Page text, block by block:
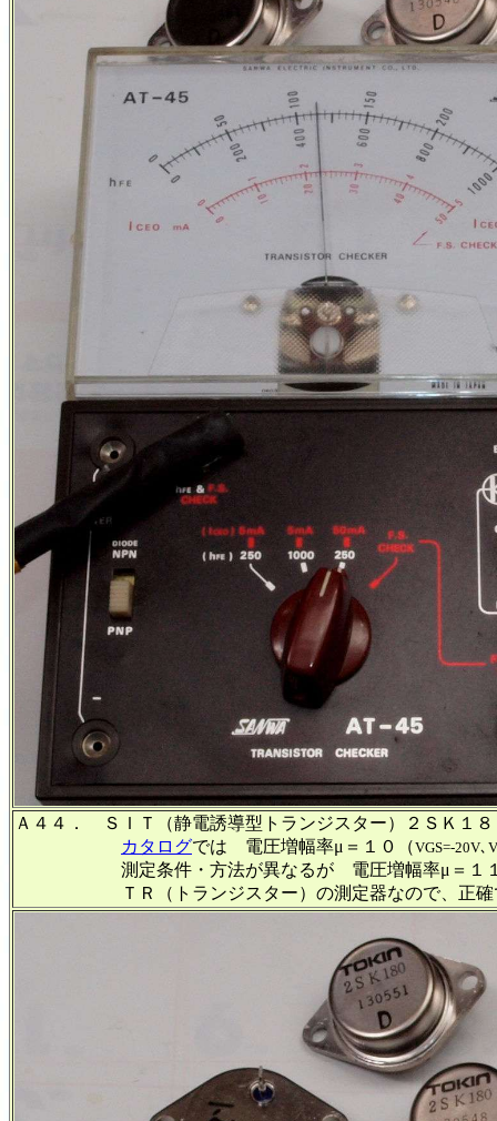
Ａ４４． ＳＩＴ（静電誘導型トランジスター）２ＳＫ１
カタログでは 電圧増幅率μ＝１０（VGS=-20V､
測定条件・方法が異なるが 電圧増幅率μ＝１
ＴＲ（トランジスター）の測定器なので、正確で